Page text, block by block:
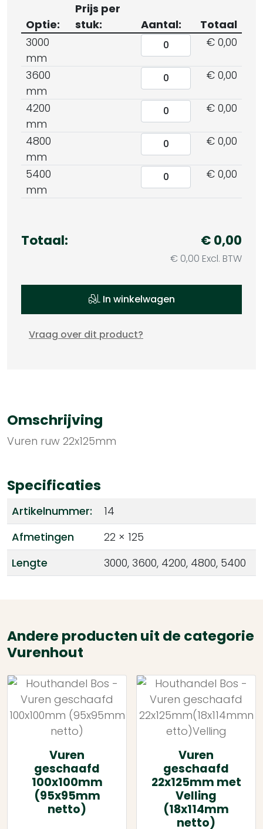
Optie:
Prijs per
stuk:
Aantal:
Totaal
3000
mm
€ 0,00
3600
mm
€ 0,00
4200
mm
€ 0,00
4800
mm
€ 0,00
5400
mm
€ 0,00
Totaal: € 0,00
€ 0,00 Excl. BTW
In winkelwagen
Vraag over dit product?
Omschrijving
Vuren ruw 22x125mm
Specificaties
Artikelnummer:
14
Afmetingen
22 × 125
Lengte
3000, 3600, 4200, 4800, 5400
Andere producten uit de categorie
Vurenhout
Vuren
geschaafd
100x100mm
(95x95mm
netto)
Vuren
geschaafd
22x125mm met
Velling
(18x114mm
netto)